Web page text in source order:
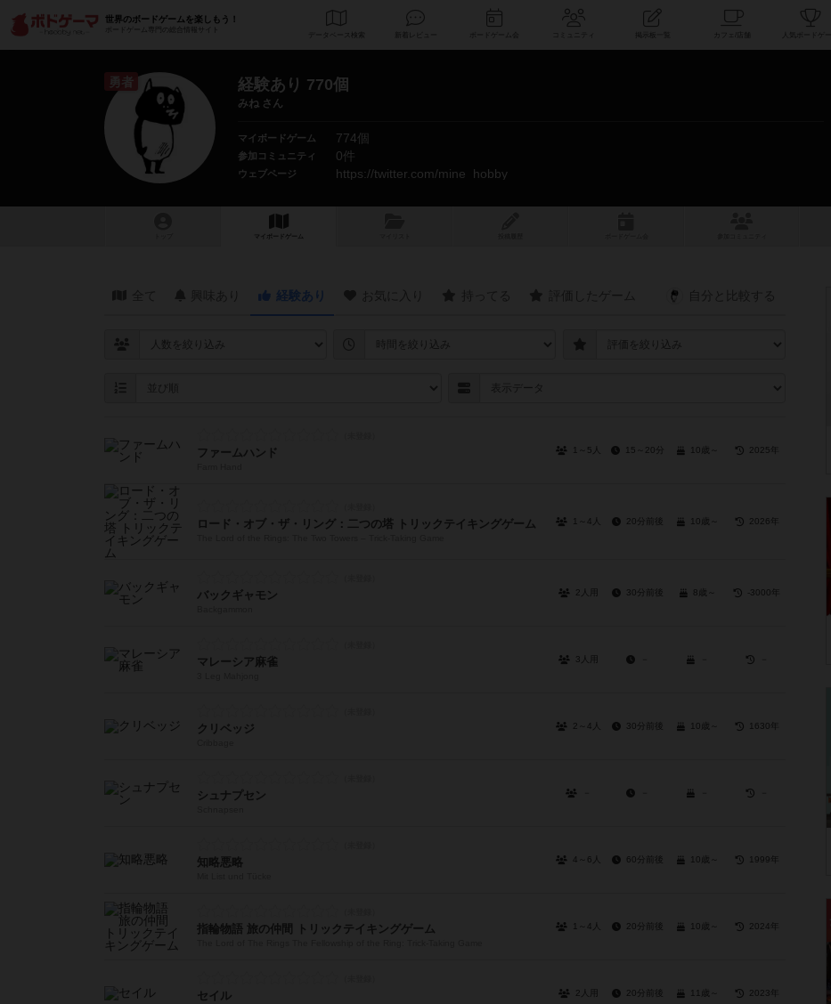
世界のボードゲームを楽しもう！
ボードゲーム専門の総合情報サイト
データベース コミュニティ
勇者 経験あり 770個
みね さん
マイボードゲーム 774個
参加コミュニティ 0件
ウェブページ https://twitter.com/mine_hobby
マイボードゲーム
経験あり
ファームハンド 1～5人 15～20分 10歳～ 2025年
ロード・オブ・ザ・リング：二つの塔 トリックテイキングゲーム 1～4人 20分前後 10歳～ 2026年
バックギャモン 2人用 30分前後 8歳～ -3000年
マレーシア麻雀 3人用
クリベッジ 2～4人 30分前後 10歳～ 1630年
シュナプセン
知略悪略 4～6人 60分前後 10歳～ 1999年
指輪物語 旅の仲間 トリックテイキングゲーム 1～4人 20分前後 10歳～ 2024年
セイル 2人用 20分前後 11歳～ 2023年